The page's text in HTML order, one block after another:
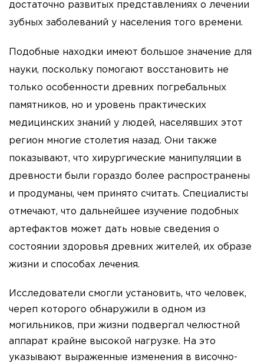
достаточно развитых представлениях о лечении
зубных заболеваний у населения того времени.
Подобные находки имеют большое значение для
науки, поскольку помогают восстановить не
только особенности древних погребальных
памятников, но и уровень практических
медицинских знаний у людей, населявших этот
регион многие столетия назад. Они также
показывают, что хирургические манипуляции в
древности были гораздо более распространены
и продуманы, чем принято считать. Специалисты
отмечают, что дальнейшее изучение подобных
артефактов может дать новые сведения о
состоянии здоровья древних жителей, их образе
жизни и способах лечения.
Исследователи смогли установить, что человек,
череп которого обнаружили в одном из
могильников, при жизни подвергал челюстной
аппарат крайне высокой нагрузке. На это
указывают выраженные изменения в височно-